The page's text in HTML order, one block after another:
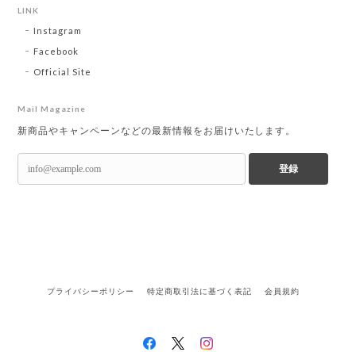
LINK
Instagram
Facebook
Official Site
Mail Magazine
新商品やキャンペーンなどの最新情報をお届けいたします。
登録
プライバシーポリシー 特定商取引法に基づく表記 会員規約